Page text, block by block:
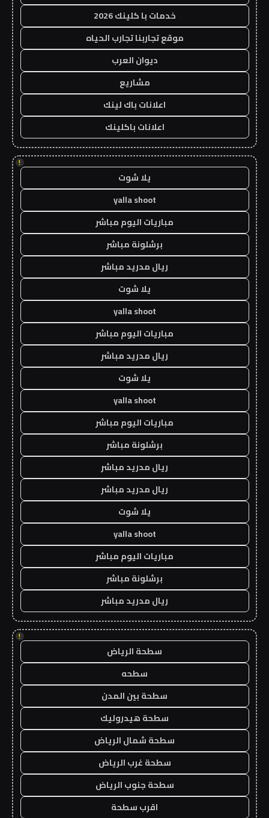
خدمات با كلينك 2026
موقع تجاربنا تجارب الحياه
ديوان العرب
مشاريع
اعلانات باك لينك
اعلانات باكلينك
!
يلا شوت
yalla shoot
مباريات اليوم مباشر
برشلونة مباشر
ريال مدريد مباشر
يلا شوت
yalla shoot
مباريات اليوم مباشر
ريال مدريد مباشر
يلا شوت
yalla shoot
مباريات اليوم مباشر
برشلونة مباشر
ريال مدريد مباشر
ريال مدريد مباشر
يلا شوت
yalla shoot
مباريات اليوم مباشر
برشلونة مباشر
ريال مدريد مباشر
!
سطحة الرياض
سطحه
سطحة بين المدن
سطحة هيدروليك
سطحة شمال الرياض
سطحة غرب الرياض
سطحة جنوب الرياض
اقرب سطحة